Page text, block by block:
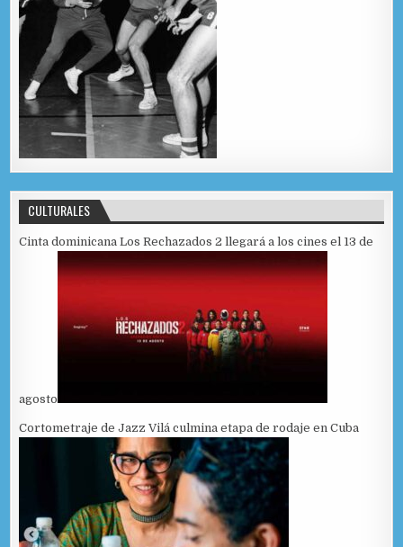
CULTURALES
Cinta dominicana Los Rechazados 2 llegará a los cines el 13 de
agosto
Cortometraje de Jazz Vilá culmina etapa de rodaje en Cuba